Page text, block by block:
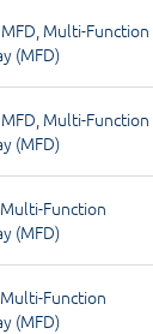
MFD, Multi-Function
(MFD)
MFD, Multi-Function
(MFD)
Multi-Function
(MFD)
Multi-Function
(MFD)